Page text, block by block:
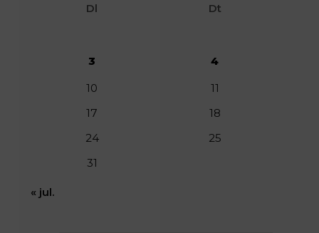
Dl Dt
3
4
10
11
17
18
24
25
31
« jul.